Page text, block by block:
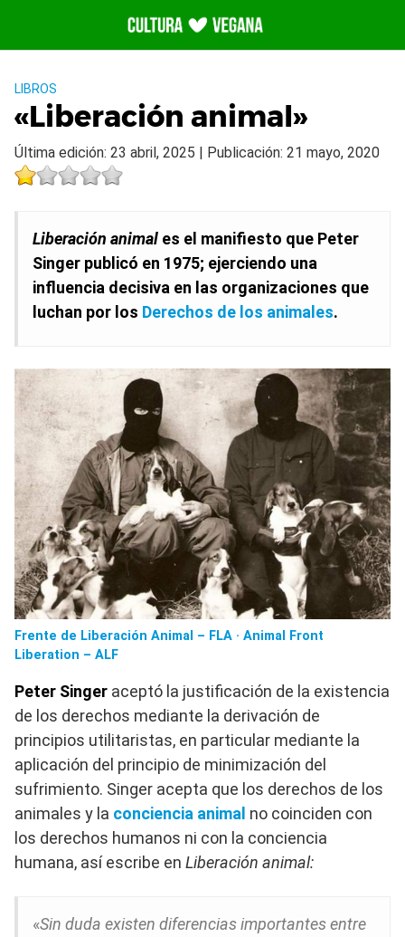
contenido
LIBROS
«Liberación animal»
Última edición: 23 abril, 2025 | Publicación: 21 mayo, 2020
Liberación animal es el manifiesto que Peter
Singer publicó en 1975; ejerciendo una
influencia decisiva en las organizaciones que
luchan por los Derechos de los animales.
Frente de Liberación Animal – FLA · Animal Front
Liberation – ALF
Peter Singer aceptó la justificación de la existencia
de los derechos mediante la derivación de
principios utilitaristas, en particular mediante la
aplicación del principio de minimización del
sufrimiento.​ Singer acepta que los derechos de los
animales y la conciencia animal no coinciden con
los derechos humanos ni con la conciencia
humana, así escribe en Liberación animal:
«Sin duda existen diferencias importantes entre